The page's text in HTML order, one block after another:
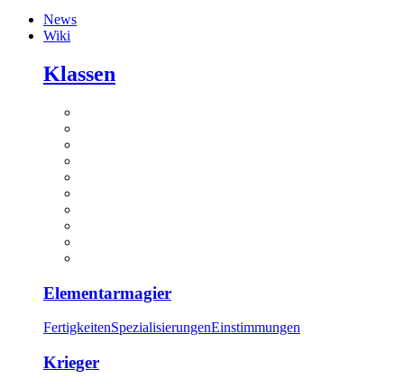
News
Wiki
Klassen
Elementarmagier
FertigkeitenSpezialisierungenEinstimmungen
Krieger